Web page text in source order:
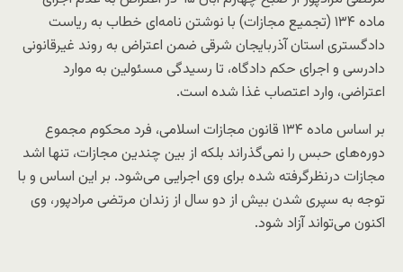
ماده ۱۳۴ (تجمیع مجازات) با نوشتن نامه‌ای خطاب به ریاست
دادگستری استان آذربایجان شرقی ضمن اعتراض به روند غیرقانونی
دادرسی و اجرای حکم دادگاه، تا رسیدگی مسئولین به موارد
اعتراضی، وارد اعتصاب غذا شده است.
بر اساس ماده ۱۳۴ قانون مجازات اسلامی، فرد محکوم مجموع
دوره‌های حبس را نمی‌گذراند بلکه از بین چندین مجازات، تنها اشد
مجازات درنظرگرفته شده برای وی اجرایی می‌شود. بر این اساس و با
توجه به سپری شدن بیش از دو سال از زندان مرتضی مرادپور، وی
اکنون می‌تواند آزاد شود.